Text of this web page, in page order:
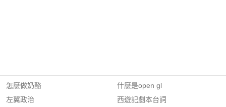
怎麼做奶酪
左翼政治
什麼是open gl
西遊記劇本台詞